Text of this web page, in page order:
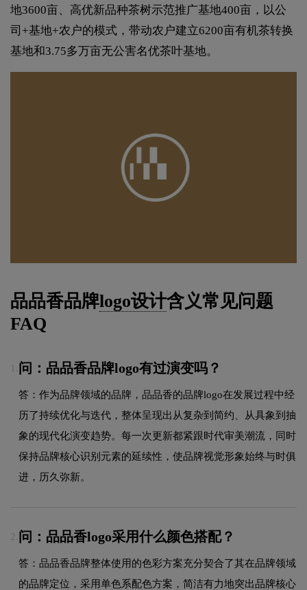
地3600亩、高优新品种茶树示范推广基地400亩，以公
司+基地+农户的模式，带动农户建立6200亩有机茶转换
基地和3.75多万亩无公害名优茶叶基地。
品品香品牌logo设计含义常见问题
FAQ
问：品品香品牌logo有过演变吗？
答：作为品牌领域的品牌，品品香的品牌logo在发展过程中经
历了持续优化与迭代，整体呈现出从复杂到简约、从具象到抽
象的现代化演变趋势。每一次更新都紧跟时代审美潮流，同时
保持品牌核心识别元素的延续性，使品牌视觉形象始终与时俱
进，历久弥新。
2. 问：品品香logo采用什么颜色搭配？
答：品品香品牌整体使用的色彩方案充分契合了其在品牌领域
的品牌定位，采用单色系配色方案，简洁有力地突出品牌核心